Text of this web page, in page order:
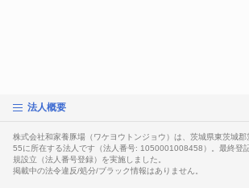
法人概要
株式会社和家養豚場（ワケヨウトンジョウ）は、茨城県東茨城
55に所在する法人です（法人番号: 1050001008458）。最終登
規設立（法人番号登録）を実施しました。
掲載中の法令違反/処分/ブラック情報はありません。